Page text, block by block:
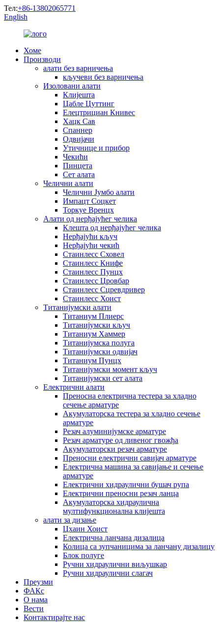
Тел:+86-13802065771
English
Хоме
Производи
алати без варничења
кључеви без варничења
Изоловани алати
Клијешта
Цабле Цуттинг
Елецтрициан Книвес
Хацк Сав
Спаннер
Одвијачи
Утичнице и прибор
Чекићи
Пинцета
Сет алата
Челични алати
Челични Јумбо алати
Импацт Соцкет
Торкуе Вренцх
Алати од нерђајућег челика
Клешта од нерђајућег челика
Нерђајући кључ
Нерђајући чекић
Стаинлесс Сховел
Стаинлесс Книфе
Стаинлесс Пунцх
Стаинлесс Цровбар
Стаинлесс Сцревдривер
Стаинлесс Хоист
Титанијумски алати
Титаниум Плиерс
Титанијумски кључ
Титаниум Хаммер
Титанијумска полуга
Титанијумски одвијач
Титаниум Пунцх
Титанијумски момент кључ
Титанијумски сет алата
Електрични алати
Преносна електрична тестера за хладно
сечење арматуре
Акумулаторска тестера за хладно сечење
арматуре
Резач алуминијумске арматуре
Резач арматуре од ливеног гвожђа
Акумулаторски резач арматуре
Преносни електрични савијач арматуре
Електрична машина за савијање и сечење
арматуре
Електрични хидраулични бушач рупа
Електрични преносни резач ланца
Акумулаторска хидраулична
мултифункционална клијешта
алати за дизање
Цхаин Хоист
Електрична ланчана дизалица
Колица са зупчаницима за ланчану дизалицу
Блок полуге
Ручни хидраулични виљушкар
Ручни хидраулични слагач
Преузми
ФАКс
О нама
Вести
Контактирајте нас